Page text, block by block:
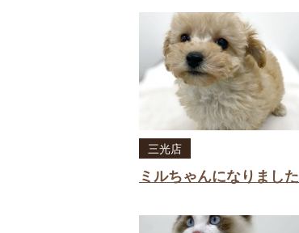
三光店
ミルちゃんになりました